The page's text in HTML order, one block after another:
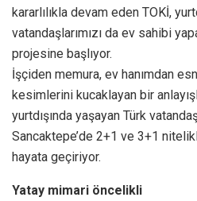
kararlılıkla devam eden TOKİ,
vatandaşlarımızı da ev sahibi
projesine başlıyor.
İşçiden memura, ev hanımdan
kesimlerini kucaklayan bir
yurtdışında yaşayan Türk
Sancaktepe’de 2+1 ve 3+1
hayata geçiriyor.
Yatay mimari öncelikli